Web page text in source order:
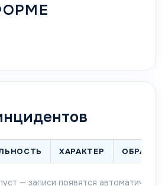
ХАРАКТЕР
— записи появятся автоматически